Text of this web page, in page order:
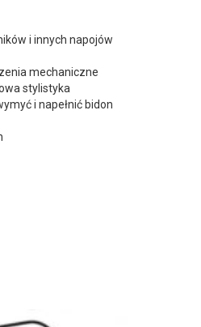
i innych napojów
mechaniczne
stylistyka
i napełnić bidon